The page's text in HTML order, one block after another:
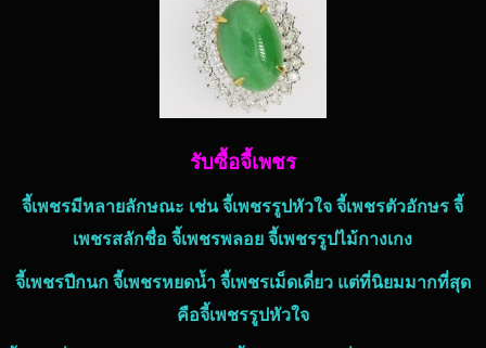
รับซื้อจี้เพชร
จี้เพชรมีหลายลักษณะ เช่นจี้เพชรรูปหัวใจ จี้เพชรตัวอักษร จี้
เพชรสลักชื่อ จี้เพชรพลอย จี้เพชรรูปไม้กางเกง
จี้เพชรปีกนก จี้เพชรหยดน้ำ จี้เพชรเม็ดเดี่ยว แต่ที่นิยมมากที่สุด
คือจี้เพชรรูปหัวใจ